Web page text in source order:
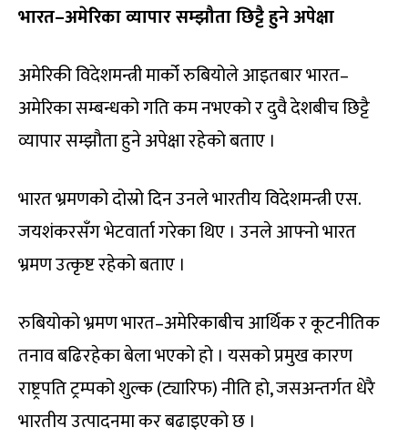
भारत–अमेरिका व्यापार सम्झौता छिट्टै हुने अपेक्षा
अमेरिकी विदेशमन्त्री मार्को रुबियोले आइतबार भारत–
अमेरिका सम्बन्धको गति कम नभएको र दुवै देशबीच छिट्टै
व्यापार सम्झौता हुने अपेक्षा रहेको बताए ।
भारत भ्रमणको दोस्रो दिन उनले भारतीय विदेशमन्त्री एस.
जयशंकरसँग भेटवार्ता गरेका थिए । उनले आफ्नो भारत
भ्रमण उत्कृष्ट रहेको बताए ।
रुबियोको भ्रमण भारत–अमेरिकाबीच आर्थिक र कूटनीतिक
तनाव बढिरहेका बेला भएको हो । यसको प्रमुख कारण
राष्ट्रपति ट्रम्पको शुल्क (ट्यारिफ) नीति हो, जसअन्तर्गत धेरै
भारतीय उत्पादनमा कर बढाइएको छ ।